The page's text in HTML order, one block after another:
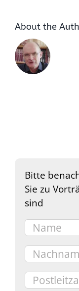
About the
Bitte
Sie zu
sind